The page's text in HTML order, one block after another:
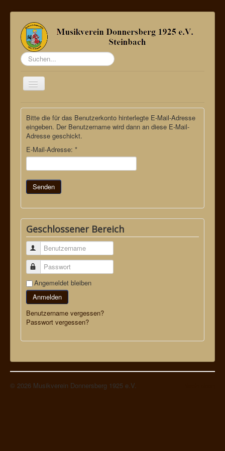
Suchen...
Toggle
Startseite
Über uns
Termine
Bildergalerie
Kontakt / Mitglied werden
Datenschutz
Impressum
Bitte die für das Benutzerkonto hinterlegte E-Mail-Adresse
eingeben. Der Benutzername wird dann an diese E-Mail-
Adresse geschickt.
E-Mail-Adresse: *
Senden
Geschlossener Bereich
Benutzername
Passwort
Angemeldet bleiben
Anmelden
Benutzername vergessen?
Passwort vergessen?
© 2026 Musikverein Donnersberg 1925 e.V.